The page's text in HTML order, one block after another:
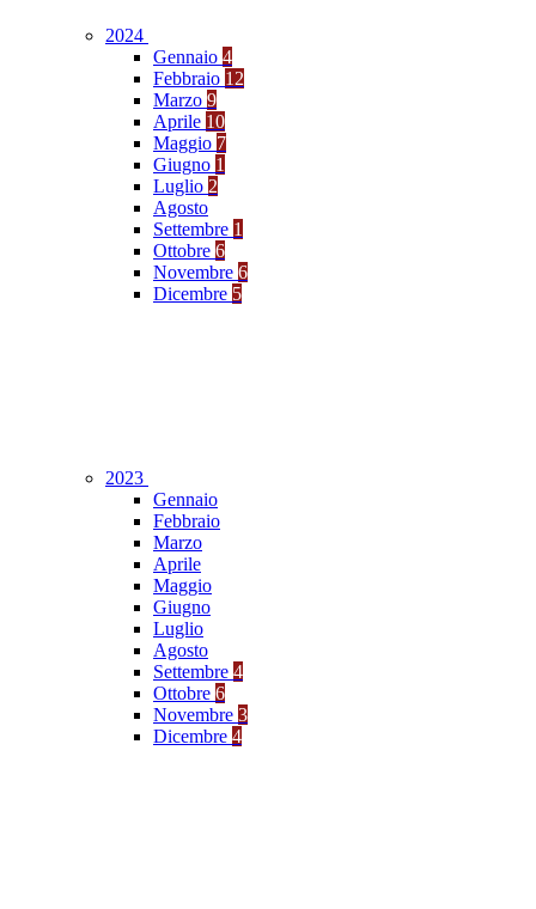
2024
Gennaio 4
Febbraio 12
Marzo 9
Aprile 10
Maggio 7
Giugno 1
Luglio 2
Agosto
Settembre 1
Ottobre 6
Novembre 6
Dicembre 5
2023
Gennaio
Febbraio
Marzo
Aprile
Maggio
Giugno
Luglio
Agosto
Settembre 4
Ottobre 6
Novembre 3
Dicembre 4